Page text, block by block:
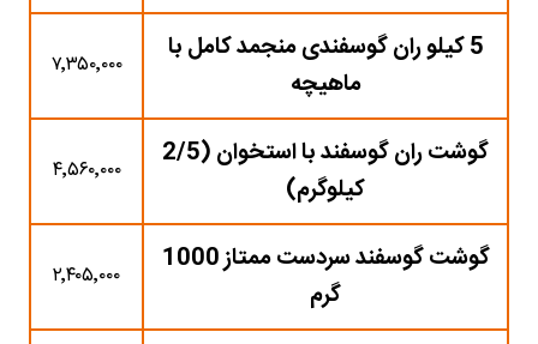
5 کیلو ران گوسفندی منجمد کامل با
ماهیچه
۷٬۳۵۰٬۰۰۰
گوشت ران گوسفند با استخوان (2/5
کیلوگرم)
۴٬۵۶۰٬۰۰۰
گوشت گوسفند سردست ممتاز 1000
گرم
۲٬۴۰۵٬۰۰۰